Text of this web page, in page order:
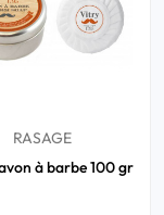
RASAGE
à barbe 100 gr